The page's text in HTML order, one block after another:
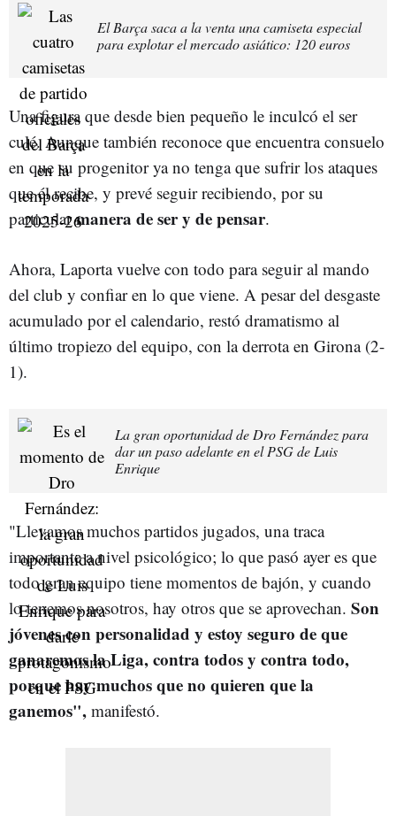
El Barça saca a la venta una camiseta especial
para explotar el mercado asiático: 120 euros
Una figura que desde bien pequeño le inculcó el ser
culé. Aunque también reconoce que encuentra consuelo
en que su progenitor ya no tenga que sufrir los ataques
que él recibe, y prevé seguir recibiendo, por su
particularmanera de ser y de pensar.
Ahora, Laporta vuelve con todo para seguir al mando
del club y confiar en lo que viene. A pesar del desgaste
acumulado por el calendario, restó dramatismo al
último tropiezo del equipo, con la derrota en Girona (2-
1).
La gran oportunidad de Dro Fernández para
dar un paso adelante en el PSG de Luis
Enrique
"Llevamos muchos partidos jugados, una traca
importante a nivel psicológico; lo que pasó ayer es que
todo gran equipo tiene momentos de bajón, y cuando
lo tenemos nosotros, hay otros que se aprovechan. Son
jóvenes con personalidad y estoy seguro de que
ganaremos la Liga, contra todos y contra todo,
porque hay muchos que no quieren que la
ganemos", manifestó.